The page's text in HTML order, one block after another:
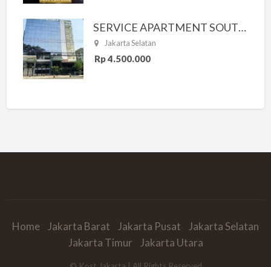
SERVICE APARTMENT SOUTH RESIDENCE
Jakarta Selatan
Rp 4.500.000
Home Jakarta Barat Jakarta Pusat
Jakarta Selatan
Jakarta Timur
Jakarta Utara